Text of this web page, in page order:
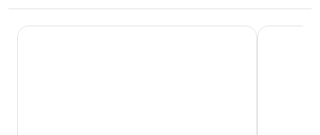
Palazzo Galletti Abbiosi NH Ravenna